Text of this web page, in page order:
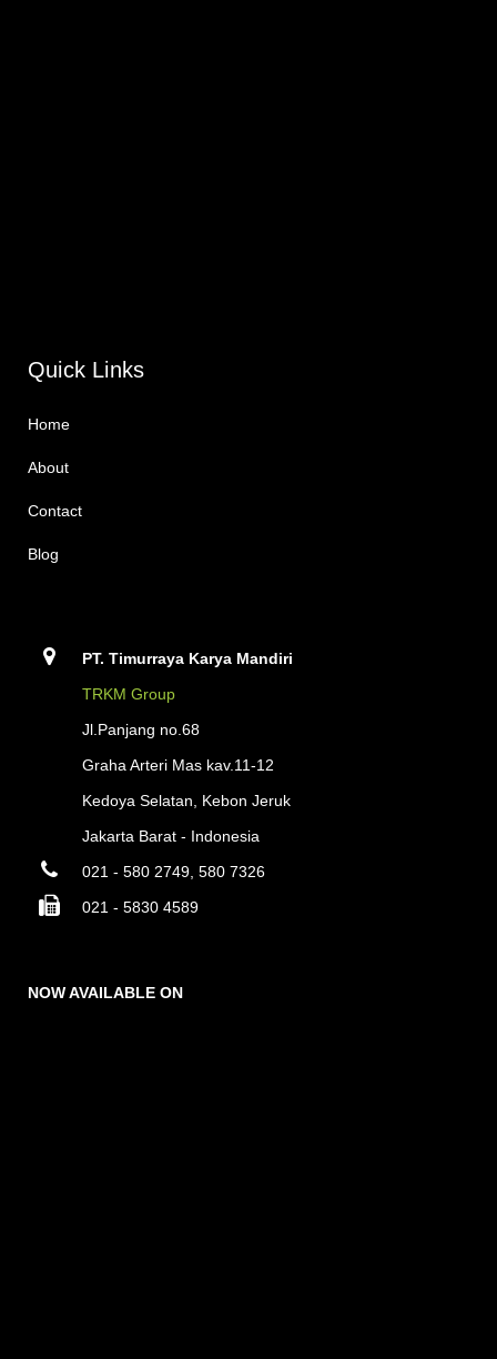
Quick Links
Home
About
Contact
Blog
PT. Timurraya Karya Mandiri
TRKM Group
Jl.Panjang no.68
Graha Arteri Mas kav.11-12
Kedoya Selatan, Kebon Jeruk
Jakarta Barat - Indonesia
021 - 580 2749, 580 7326
021 - 5830 4589
NOW AVAILABLE ON